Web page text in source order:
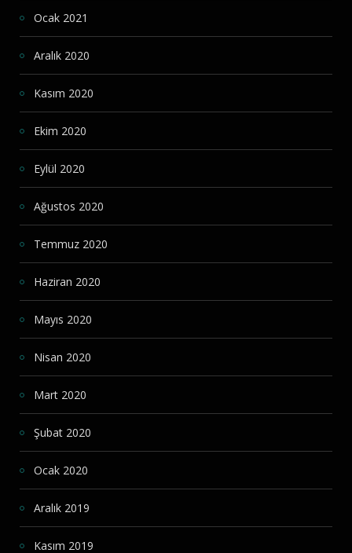
Ocak 2021
Aralık 2020
Kasım 2020
Ekim 2020
Eylül 2020
Ağustos 2020
Temmuz 2020
Haziran 2020
Mayıs 2020
Nisan 2020
Mart 2020
Şubat 2020
Ocak 2020
Aralık 2019
Kasım 2019